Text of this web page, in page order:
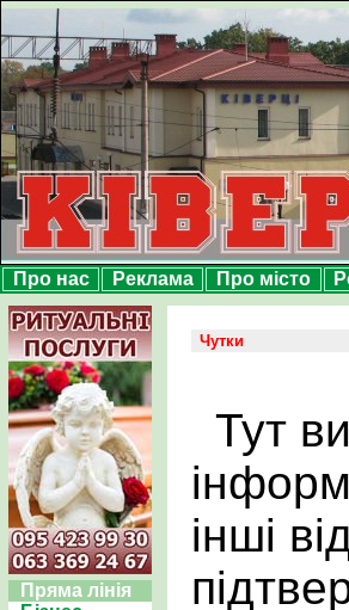
Про нас Реклама Про місто
Пряма лінія
Чутки
Тут
інші